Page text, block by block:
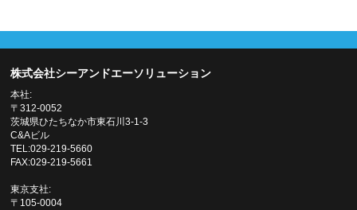
株式会社シーアンドエーソリューション
本社:
〒312-0052
茨城県ひたちなか市東石川3-1-3
C&Aビル
TEL:029-219-5660
FAX:029-219-5661
東京支社:
〒105-0004